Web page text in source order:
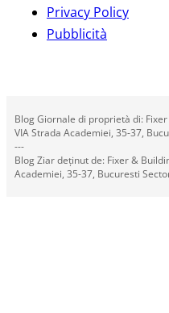
Privacy Policy
Pubblicità
Blog Giornale di proprietà di:
VIA Strada Academiei, 35-37,
---
Blog Ziar deținut de: Fixer &
Academiei, 35-37, Bucuresti